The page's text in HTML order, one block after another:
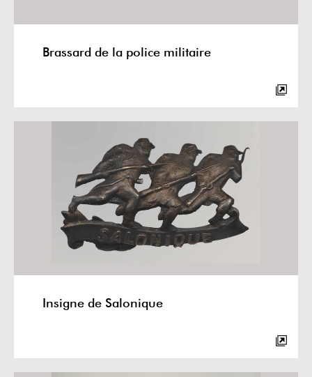
Brassard de la police militaire
Insigne de Salonique